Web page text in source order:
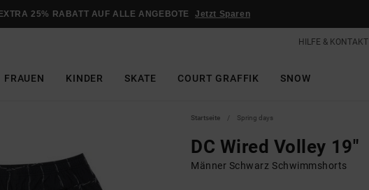
EXTRA 25% RABATT AUF ALLE ANGEBOTE Jetzt Sparen
HILFE & KONTAKT
FRAUEN KINDER SKATE COURT GRAFFIK SNOW
Startseite Spring days
DC Wired Volley 19"
Männer Schwarz Schwimmshorts